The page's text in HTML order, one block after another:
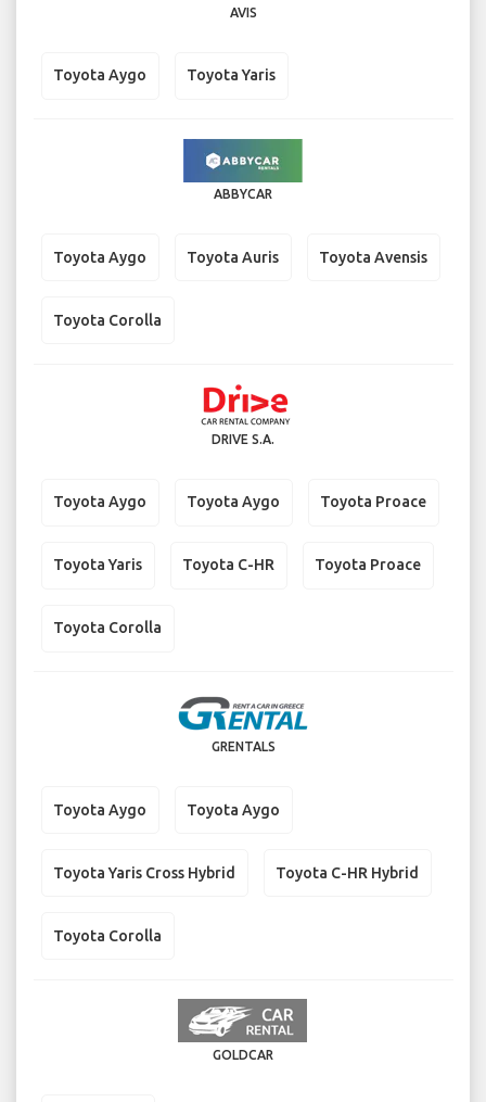
AVIS
Toyota Aygo Toyota Yaris
ABBYCAR
Toyota Aygo Toyota Auris Toyota Avensis
Toyota Corolla
DRIVE S.A.
Toyota Aygo Toyota Aygo Toyota Proace
Toyota Yaris Toyota C-HR Toyota Proace
Toyota Corolla
GRENTALS
Toyota Aygo Toyota Aygo
Toyota Yaris Cross Hybrid Toyota C-HR Hybrid
Toyota Corolla
GOLDCAR